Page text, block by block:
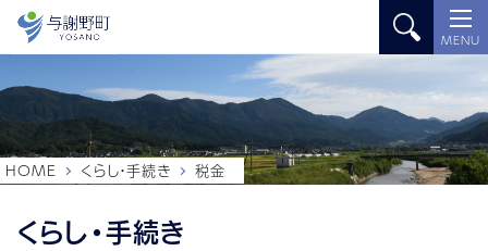
MENU
くらし・手続き
HOME くらし・手続き 税金